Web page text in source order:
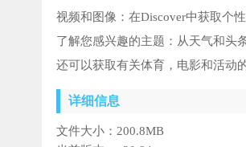
视频和图像：在Discover中获取个
了解您感兴趣的主题：从天气和头
还可以获取有关体育，电影和活动
详细信息
文件大小： 200.8MB